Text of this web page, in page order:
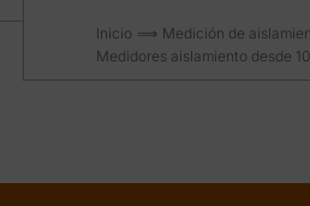
Inicio
Medición de
Medidores aislamiento desde